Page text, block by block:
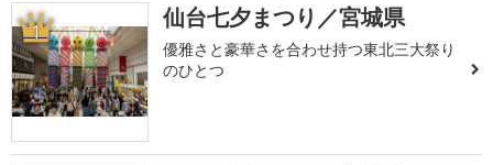
1 仙台七夕まつり／宮城県
優雅さと豪華さを合わせ持つ東北三大祭り
のひとつ